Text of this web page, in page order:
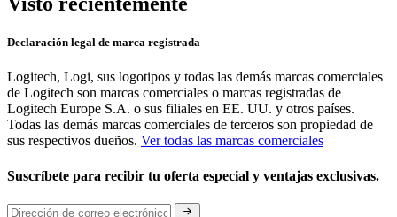
Declaración legal de marca registrada
Logitech, Logi, sus logotipos y todas las demás marcas comerciales
de Logitech son marcas comerciales o marcas registradas de
Logitech Europe S.A. o sus filiales en EE. UU. y otros países.
Todas las demás marcas comerciales de terceros son propiedad de
sus respectivos dueños. Ver todas las marcas comerciales
Suscríbete para recibir tu oferta especial y ventajas exclusivas.